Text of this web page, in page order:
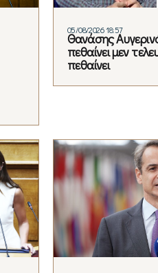
05/08/2026 18:57
Θανάσης
πεθαίνει μεν
πεθαίνει